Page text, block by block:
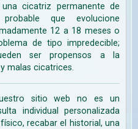
cicatriz permanente de
que evolucione
12 a 18 meses o
de tipo impredecible;
ser propensos a la
malas cicatrices.
sitio web no es un
individual personalizada
recabar el historial, una